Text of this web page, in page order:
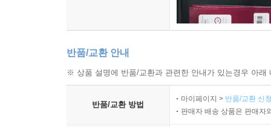
반품/교환 안내
※ 상품 설명에 반품/교환과 관련한 안내가 있는경우 아
반품/교환 방법
마이페이지 > 반품/교환 신
판매자 배송 상품은 판매자